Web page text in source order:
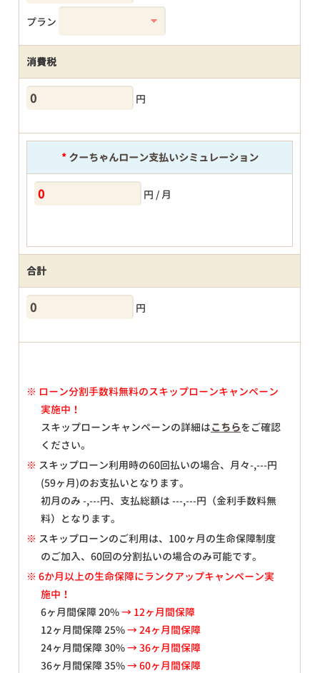
プラン
消費税
円
*クーちゃんローン支払いシミュレーション
円 / 月
合計
円
※ ローン分割手数料無料のスキップローンキャンペーン
実施中！
スキップローンキャンペーンの詳細はこちらをご確認
ください。
※ スキップローン利用時の60回払いの場合、月々-,---円
(59ヶ月)のお支払いとなります。
初月のみ-,---円、支払総額は---,---円（金利手数料無
料）となります。
※ スキップローンのご利用は、100ヶ月の生命保障制度
のご加入、60回の分割払いの場合のみ可能です。
※ 6か月以上の生命保障にランクアップキャンペーン実
施中！
6ヶ月間保障 20%→ 12ヶ月間保障
12ヶ月間保障 25%→ 24ヶ月間保障
24ヶ月間保障 30%→ 36ヶ月間保障
36ヶ月間保障 35%→ 60ヶ月間保障